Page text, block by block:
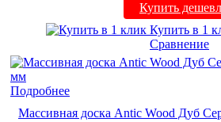
Купить
Купить в 1
Сравнение
Подробнее
Массивная доска Antic Wood Дуб